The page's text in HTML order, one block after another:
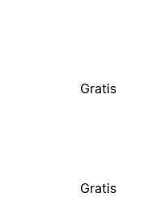
Gratis
Gratis